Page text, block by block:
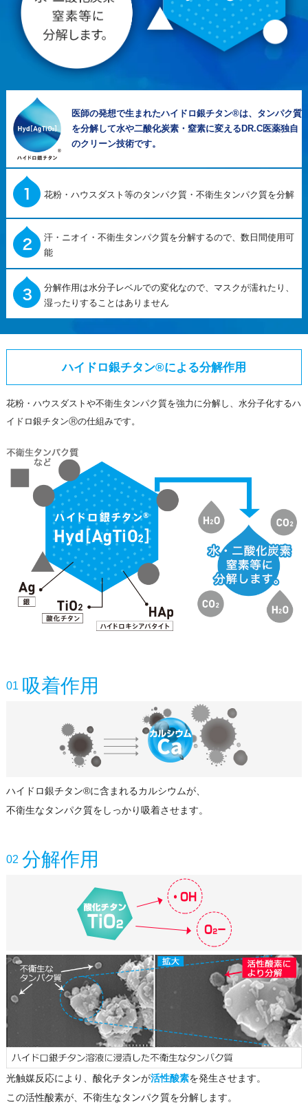
医師の発想で生まれたハイドロ銀チタン®は、タンパク質
を分解して水や二酸化炭素・窒素に変えるDR.C医薬独自
のクリーン技術です。
花粉・ハウスダスト等のタンパク質・不衛生タンパク質を分解
汗・ニオイ・不衛生タンパク質を分解するので、数日間使用可
能
分解作用は水分子レベルでの変化なので、マスクが濡れたり、
湿ったりすることはありません
ハイドロ銀チタン®による分解作用
花粉・ハウスダストや不衛生タンパク質を強力に分解し、水分子化するハ
イドロ銀チタンⓇの仕組みです。
01 吸着作用
ハイドロ銀チタン®に含まれるカルシウムが、
不衛生なタンパク質をしっかり吸着させます。
02 分解作用
光触媒反応により、酸化チタンが活性酸素を発生させます。
この活性酸素が、不衛生なタンパク質を分解します。